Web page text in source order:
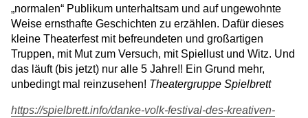
„normalen“ Publikum unterhaltsam und auf ungewohnte
Weise ernsthafte Geschichten zu erzählen. Dafür dieses
kleine Theaterfest mit befreundeten und großartigen
Truppen, mit Mut zum Versuch, mit Spiellust und Witz. Und
das läuft (bis jetzt) nur alle 5 Jahre!! Ein Grund mehr,
unbedingt mal reinzusehen! Theatergruppe Spielbrett
https://spielbrett.info/danke-volk-festival-des-kreativen-